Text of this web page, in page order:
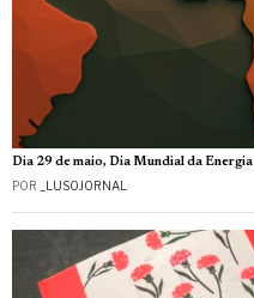
Dia 29 de maio, Dia Mundial da Energia
POR _LUSOJORNAL